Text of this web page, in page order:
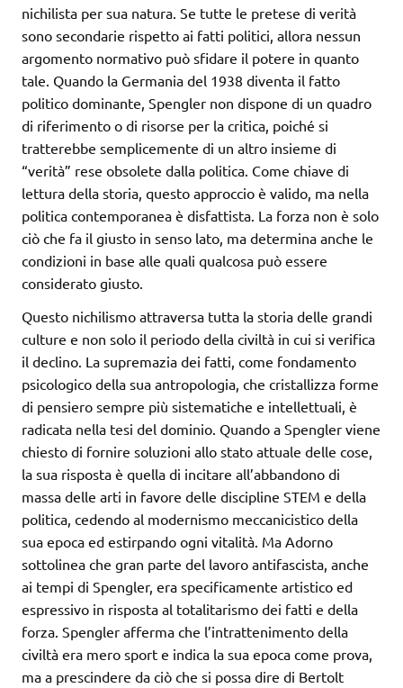
nichilista per sua natura. Se tutte le pretese di verità
sono secondarie rispetto ai fatti politici, allora nessun
argomento normativo può sfidare il potere in quanto
tale. Quando la Germania del 1938 diventa il fatto
politico dominante, Spengler non dispone di un quadro
di riferimento o di risorse per la critica, poiché si
tratterebbe semplicemente di un altro insieme di
“verità” rese obsolete dalla politica. Come chiave di
lettura della storia, questo approccio è valido, ma nella
politica contemporanea è disfattista. La forza non è solo
ciò che fa il giusto in senso lato, ma determina anche le
condizioni in base alle quali qualcosa può essere
considerato giusto.
Questo nichilismo attraversa tutta la storia delle grandi
culture e non solo il periodo della civiltà in cui si verifica
il declino. La supremazia dei fatti, come fondamento
psicologico della sua antropologia, che cristallizza forme
di pensiero sempre più sistematiche e intellettuali, è
radicata nella tesi del dominio. Quando a Spengler viene
chiesto di fornire soluzioni allo stato attuale delle cose,
la sua risposta è quella di incitare all’abbandono di
massa delle arti in favore delle discipline STEM e della
politica, cedendo al modernismo meccanicistico della
sua epoca ed estirpando ogni vitalità. Ma Adorno
sottolinea che gran parte del lavoro antifascista, anche
ai tempi di Spengler, era specificamente artistico ed
espressivo in risposta al totalitarismo dei fatti e della
forza. Spengler afferma che l’intrattenimento della
civiltà era mero sport e indica la sua epoca come prova,
ma a prescindere da ciò che si possa dire di Bertolt